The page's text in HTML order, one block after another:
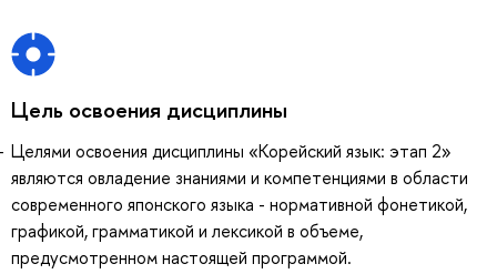
Цель освоения дисциплины
Целями освоения дисциплины «Корейский язык: этап 2»
являются овладение знаниями и компетенциями в области
современного японского языка - нормативной фонетикой,
графикой, грамматикой и лексикой в объеме,
предусмотренном настоящей программой.